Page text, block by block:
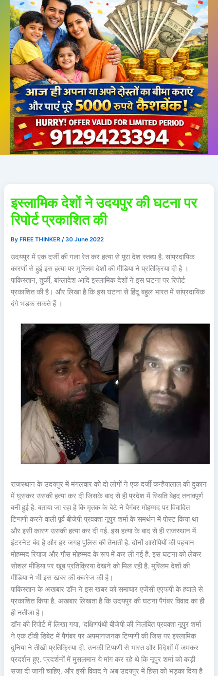
इस्लामिक देशों ने उदयपुर की घटना पर
रिपोर्ट प्रकाशित की
By FREE THINKER/30 June 2022
उदयपुर में एक दर्जी की गला रेत कर हत्या से पूरा देश स्तब्ध है. सांप्रदायिक
कारणों से हुई इस हत्या पर मुस्लिम देशों की मीडिया ने प्रतिक्रिया दी है ।
पाकिस्तान, तुर्की, बांग्लादेश आदि इस्लामिक देशों ने इस घटना पर रिपोर्ट
प्रकाशित की है। और लिखा है कि इस घटना से हिंदू बहुल भारत में सांप्रदायिक
दंगे भड़क सकते हैं ।
राजस्थान के उदयपुर में मंगलवार को दो लोगों ने एक दर्जी कन्हैयालाल की दुकान
में घुसकर उसकी हत्या कर दी जिसके बाद से ही प्रदेश में स्थिति बेहद तनावपूर्ण
बनी हुई है. बताया जा रहा है कि मृतक के बेटे ने पैगंबर मोहम्मद पर विवादित
टिप्पणी करने वाली पूर्व बीजेपी प्रवक्ता नूपुर शर्मा के समर्थन में पोस्ट किया था
और इसी कारण उसकी हत्या कर दी गई. इस हत्या के बाद से ही राजस्थान में
इंटरनेट बंद है और हर जगह पुलिस की तैनाती है. दोनों आरोपियों की पहचान
मोहम्मद रियाज और गौस मोहम्मद के रूप में कर ली गई है. इस घटना को लेकर
सोशल मीडिया पर खूब प्रतिक्रिया देखने को मिल रही है. मुस्लिम देशों की
मीडिया ने भी इस खबर की कवरेज की है।
पाकिस्तान के अखबार डॉन ने इस खबर को समाचार एजेंसी एएफपी के हवाले से
प्रकाशित किया है. अखबार लिखता है कि उदयपुर की घटना पैगंबर विवाद का ही
ही नतीजा है।
डॉन की रिपोर्ट में लिखा गया, ‘दक्षिणपंथी बीजेपी की निलंबित प्रवक्ता नूपुर शर्मा
ने एक टीवी डिबेट में पैगंबर पर अपमानजनक टिप्पणी की जिस पर इस्लामिक
दुनिया ने तीखी प्रतिक्रिया दी. उनकी टिप्पणी से भारत और विदेशों में जमकर
प्रदर्शन हुए. प्रदर्शनों में मुसलमान ये मांग कर रहे थे कि नूपुर शर्मा को कड़ी
सजा दी जानी चाहिए. और इसी विवाद ने अब उदयपुर में हिंसा को भड़का दिया है